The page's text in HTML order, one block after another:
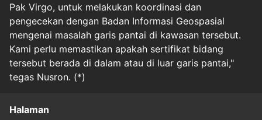
Pak Virgo, untuk melakukan koordinasi dan
pengecekan dengan Badan Informasi Geospasial
mengenai masalah garis pantai di kawasan tersebut.
Kami perlu memastikan apakah sertifikat bidang
tersebut berada di dalam atau di luar garis pantai,"
tegas Nusron. (*)
Halaman